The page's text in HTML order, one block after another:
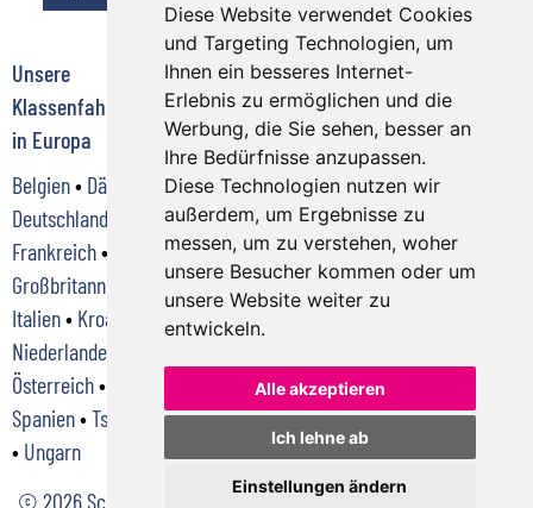
Diese Website verwendet Cookies
und Targeting Technologien, um
Ihnen ein besseres Internet-
Erlebnis zu ermöglichen und die
Werbung, die Sie sehen, besser an
Ihre Bedürfnisse anzupassen.
Diese Technologien nutzen wir
außerdem, um Ergebnisse zu
messen, um zu verstehen, woher
unsere Besucher kommen oder um
unsere Website weiter zu
entwickeln.
Alle akzeptieren
Ich lehne ab
Einstellungen ändern
Unsere
Klassenfahrtenziele
in Europa
Belgien• Dänemark•
Deutschland
Frankreich•
Großbritannien
Italien• Kroatien
Niederlande
Österreich•
Spanien•Tschechien
• Ungarn
Klassenfahrten zu
jedem Anlass
Abschlussfahrt•
Deutsche Bahn
Klassenfahrt•
Klassenreise•
Kursfahrt•
Schülerreisen
•
Skifahren•Skilager•
Studienfahrt
Klassenfahrten zu
jeder Jahreszeit
im Frühjahr
Sommer•im Herbst
•im Winter
© 2026 Schuster-Reisen GmbH